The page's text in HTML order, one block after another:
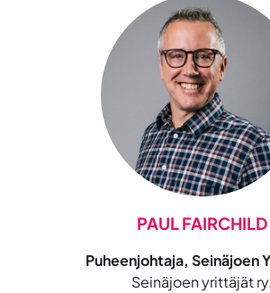
PAUL FAIRCHILD
Puheenjohtaja, Seinäjoen
Seinäjoen yrittäjät ry.